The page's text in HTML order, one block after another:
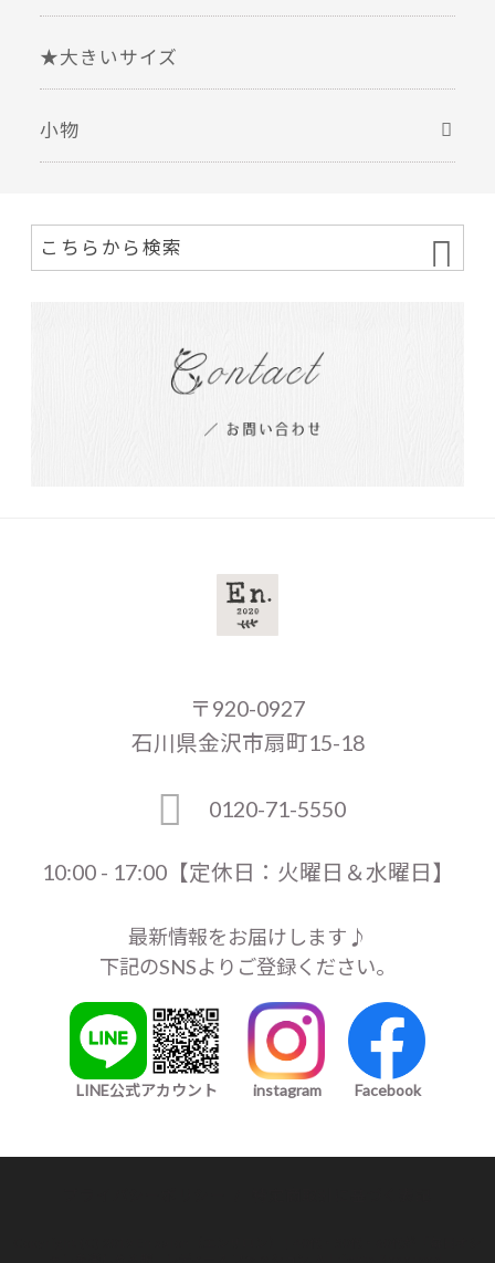
★大きいサイズ
小物
〒920-0927
石川県金沢市扇町15-18
0120-71-5550
10:00 - 17:00【定休日：火曜日＆水曜日】
最新情報をお届けします♪
下記のSNSよりご登録ください。
LINE公式アカウント instagram Facebook